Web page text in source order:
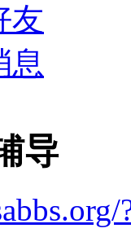
友
息
导